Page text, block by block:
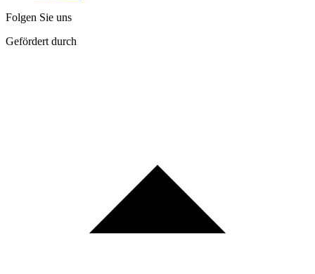
Folgen Sie uns
Gefördert durch